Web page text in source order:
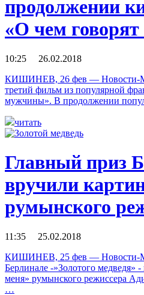
продолжении
«О чем
10:25 26.02.2018
КИШИНЕВ, 26 фев — Новости-
третий фильм из популярной
мужчины». В продолжении
читать
Главный приз
вручили
румынского
11:35 25.02.2018
КИШИНЕВ, 25 фев — Новости-
Берлинале -»Золотого медведя»
меня» румынского режиссера
…